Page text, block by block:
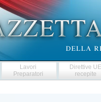
Lavori
Preparatori
Direttive
recepite